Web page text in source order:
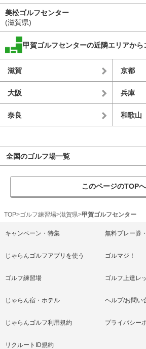
美松ゴルフセンター
(滋賀県)
甲賀ゴルフセンターの近隣エリアから
滋賀 京都
大阪 兵庫
奈良 和歌山
全国のゴルフ場一覧
このページのTOPへ
TOP ゴルフ練習場 滋賀県 甲賀ゴルフセンター
キャンペーン・特集 無料プレー券
じゃらんゴルフアプリを使う ゴルマジ！
ゴルフ練習場 ゴルフ上達レ
じゃらん宿・ホテル ヘルプ/お問い
じゃらんゴルフ利用規約 プライバシー
リクルートID規約